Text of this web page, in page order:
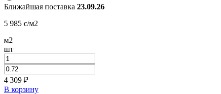
Ближайшая поставка 23.09.26
5 985 c/м2
м2
шт
4 309 ₽
В корзину